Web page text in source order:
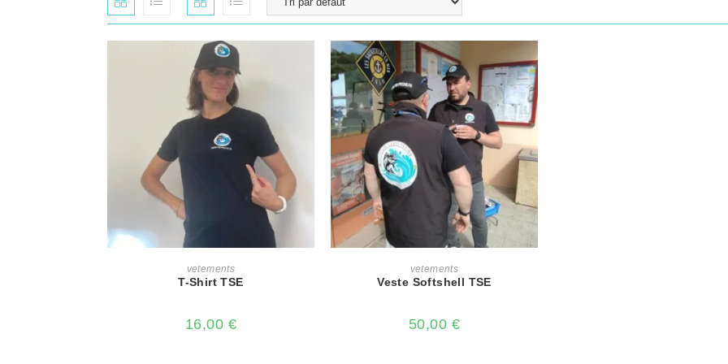
CHOIX DES OPTIONS
vetements
T-Shirt TSE
16,00 €
AJOUTER AU PANIER
vetements
Veste Softshell TSE
50,00 €